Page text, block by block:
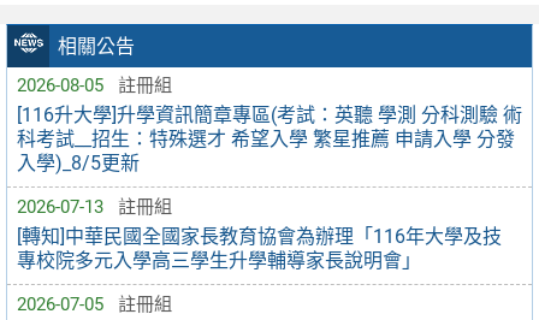
相關公告
2026-08-05 註冊組
[116升大學]升學資訊簡章專區(考試：英聽 學測 分科測驗 術
科考試__招生：特殊選才 希望入學 繁星推薦 申請入學 分發
入學)_8/5更新
2026-07-13 註冊組
[轉知]中華民國全國家長教育協會為辦理「116年大學及技
專校院多元入學高三學生升學輔導家長說明會」
2026-07-05 註冊組